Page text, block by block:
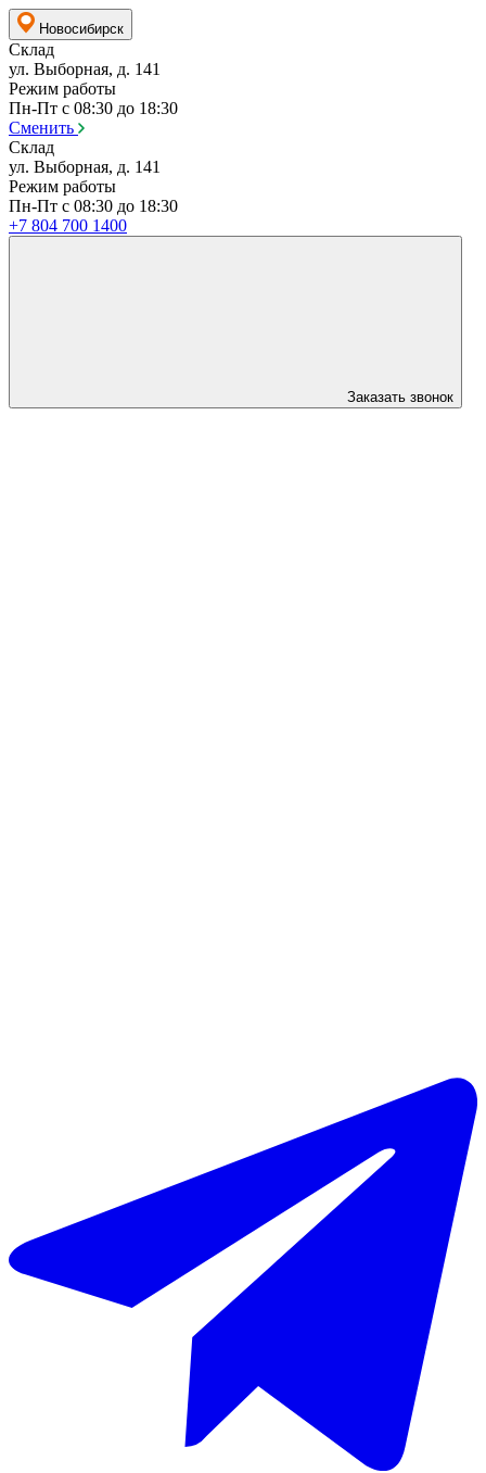
Новосибирск
Склад
ул. Выборная, д. 141
Режим работы
Пн-Пт с 08:30 до 18:30
Сменить
Склад
ул. Выборная, д. 141
Режим работы
Пн-Пт с 08:30 до 18:30
+7 804 700 1400
Заказать звонок